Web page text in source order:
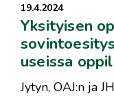
19.4.2024
Yksityisen
useissa
Jytyn, OAJ:n ja